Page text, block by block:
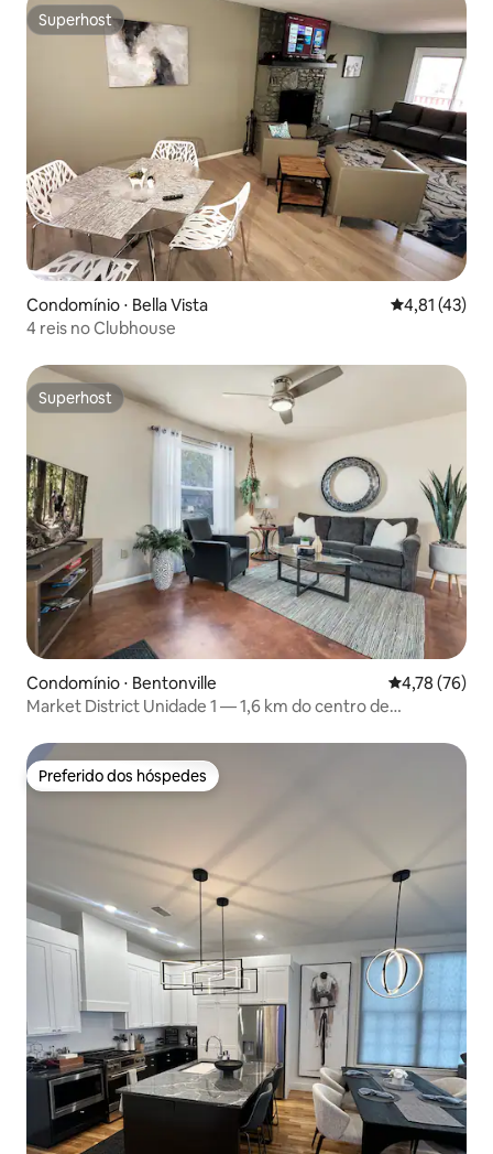
Superhost
Superhost
Condomínio ⋅ Bella Vista 4,81 de uma
4,81 (43)
4 reis no Clubhouse
Superhost
Superhost
Condomínio ⋅ Bentonville 4,78 de uma
4,78 (76)
Market District Unidade 1 — 1,6 km do centro de
Preferido dos hóspedes
Preferido dos hóspedes